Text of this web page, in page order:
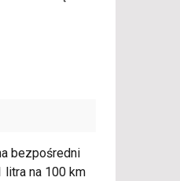
bezpośredni
litra na 100 km